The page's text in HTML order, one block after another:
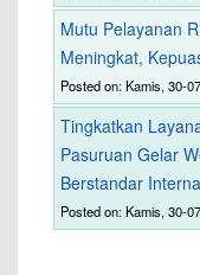
Mutu Pelayanan
Meningkat,
Posted on: Kamis, 30-
Tingkatkan
Pasuruan Gelar
Berstandar
Posted on: Kamis, 30-